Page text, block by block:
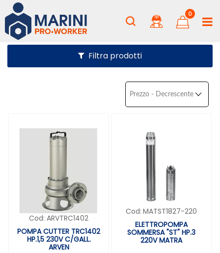
0
Filtra prodotti
Cod: ARVTRC1402
POMPA CUTTER TRC1402
HP.1,5 230V C/GALL.
ARVEN
Cod: MATST1827-220
ELETTROPOMPA
SOMMERSA "ST" HP.3
220V MATRA